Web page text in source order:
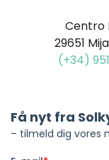
Centro
29651
(+34)